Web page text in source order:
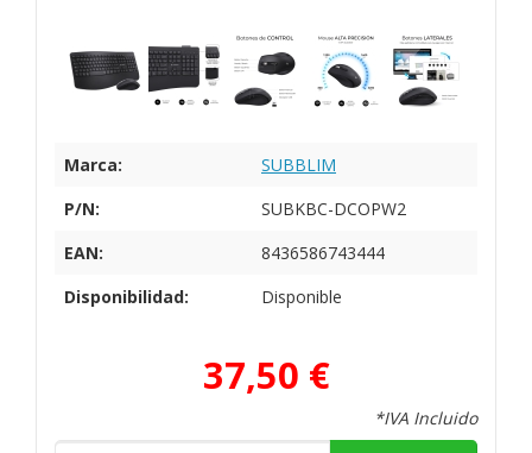
Marca:
SUBBLIM
P/N:
SUBKBC-DCOPW2
EAN:
8436586743444
Disponibilidad:
Disponible
37,50 €
*IVA Incluido